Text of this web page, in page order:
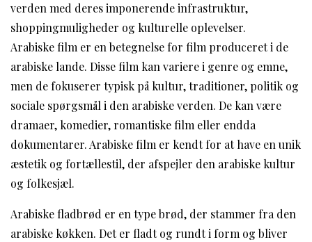
verden med deres imponerende infrastruktur,
shoppingmuligheder og kulturelle oplevelser.
Arabiske film er en betegnelse for film produceret i de
arabiske lande. Disse film kan variere i genre og emne,
men de fokuserer typisk på kultur, traditioner, politik og
sociale spørgsmål i den arabiske verden. De kan være
dramaer, komedier, romantiske film eller endda
dokumentarer. Arabiske film er kendt for at have en unik
æstetik og fortællestil, der afspejler den arabiske kultur
og folkesjæl.
Arabiske fladbrød er en type brød, der stammer fra den
arabiske køkken. Det er fladt og rundt i form og bliver